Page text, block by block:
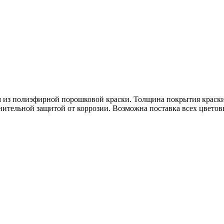
полиэфирной порошковой краски. Толщина покрытия
защитой от коррозии. Возможна поставка всех